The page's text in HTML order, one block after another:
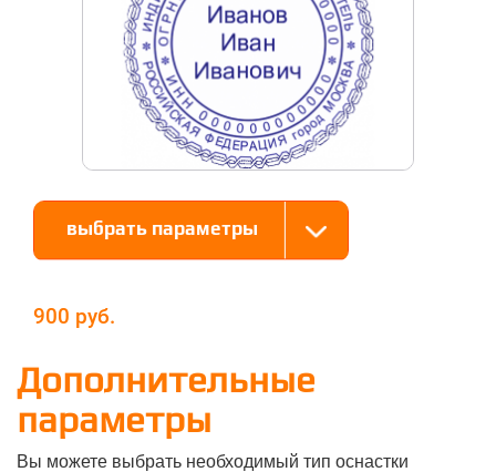
выбрать параметры
900
Дополнительные
параметры
Вы можете выбрать необходимый тип оснастки